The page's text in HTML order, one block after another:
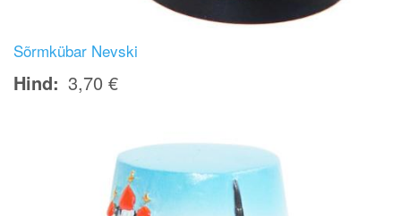
Sõrmkübar Nevski
Hind 3,70 €